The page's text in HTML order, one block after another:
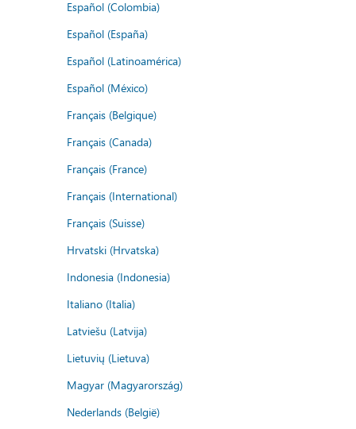
Español (Colombia)
Español (España)
Español (Latinoamérica)
Español (México)
Français (Belgique)
Français (Canada)
Français (France)
Français (International)
Français (Suisse)
Hrvatski (Hrvatska)
Indonesia (Indonesia)
Italiano (Italia)
Latviešu (Latvija)
Lietuvių (Lietuva)
Magyar (Magyarország)
Nederlands (België)